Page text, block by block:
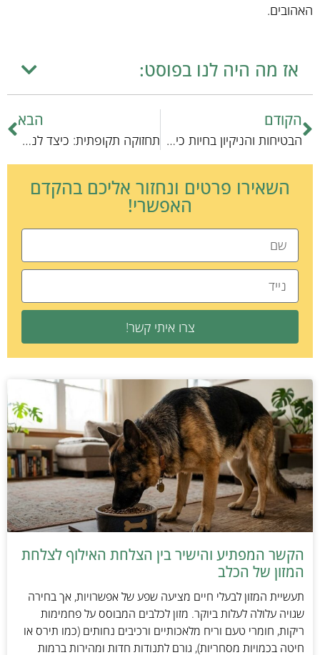
האהובים.
אז מה היה לנו בפוסט:
הקודם
הבטיחות והניקיון בחיות כיס: מה לעשות כדי לשמור על הסדר?
הבא
תחזוקה תקופתית: כיצד לנהל את החסכוני ביעילות?
השאירו פרטים ונחזור אליכם בהקדם
האפשרי!
צרו איתי קשר!
הקשר המפתיע והישיר בין הצלחת האילוף לצלחת
המזון של הכלב
תעשיית המזון לבעלי חיים מציעה שפע של אפשרויות, אך בחירה
שגויה עלולה לעלות ביוקר. מזון לכלבים המבוסס על פחמימות
ריקות, חומרי טעם וריח מלאכותיים ורכיבים נחותים (כמו תירס או
חיטה בכמויות מסחריות), גורם לתנודות חדות ומהירות ברמות